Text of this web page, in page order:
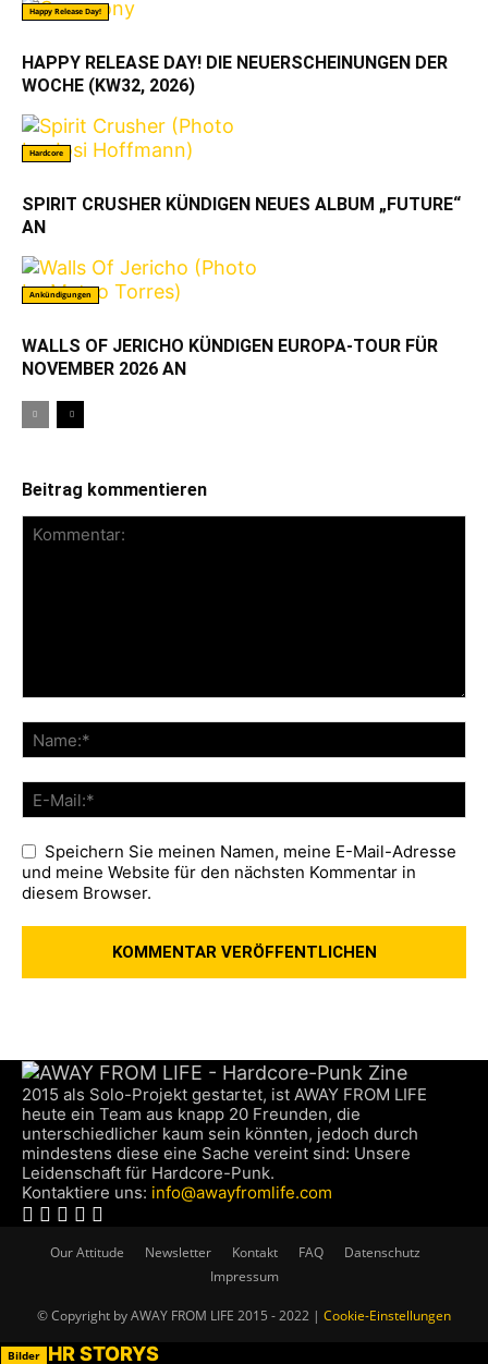
Happy Release Day!
HAPPY RELEASE DAY! DIE NEUERSCHEINUNGEN DER
WOCHE (KW32, 2026)
Hardcore
SPIRIT CRUSHER KÜNDIGEN NEUES ALBUM „FUTURE“
AN
Ankündigungen
WALLS OF JERICHO KÜNDIGEN EUROPA-TOUR FÜR
NOVEMBER 2026 AN
Beitrag kommentieren
Speichern Sie meinen Namen, meine E-Mail-Adresse
und meine Website für den nächsten Kommentar in
diesem Browser.
2015 als Solo-Projekt gestartet, ist AWAY FROM LIFE
heute ein Team aus knapp 20 Freunden, die
unterschiedlicher kaum sein könnten, jedoch durch
mindestens diese eine Sache vereint sind: Unsere
Leidenschaft für Hardcore-Punk.
Kontaktiere uns: info@awayfromlife.com
Our Attitude Newsletter Kontakt FAQ
Datenschutz
Impressum
© Copyright by AWAY FROM LIFE 2015 - 2022 | Cookie-Einstellungen
MEHR STORYS
Bilder